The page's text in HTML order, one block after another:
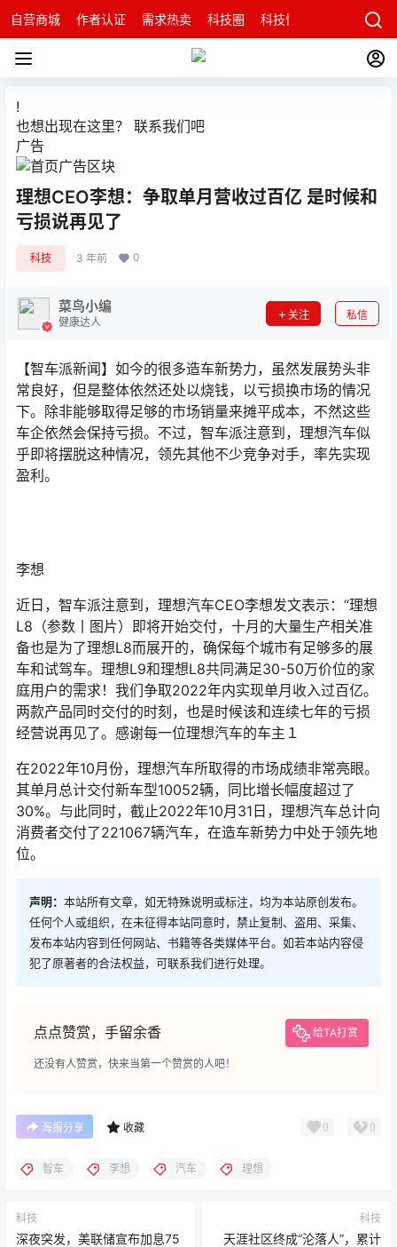
自营商城 作者认证 需求热卖 科技圈 科技快讯 智能科技问
!
也想出现在这里？ 联系我们吧
广告
理想CEO李想：争取单月营收过百亿 是时候和
亏损说再见了
科技 3 年前 0
菜鸟小编
健康达人
关注 私信
【智车派新闻】如今的很多造车新势力，虽然发展势头非
常良好，但是整体依然还处以烧钱，以亏损换市场的情况
下。除非能够取得足够的市场销量来摊平成本，不然这些
车企依然会保持亏损。不过，智车派注意到，理想汽车似
乎即将摆脱这种情况，领先其他不少竞争对手，率先实现
盈利。
李想
近日，智车派注意到，理想汽车CEO李想发文表示：“理想
L8（参数丨图片）即将开始交付，十月的大量生产相关准
备也是为了理想L8而展开的，确保每个城市有足够多的展
车和试驾车。理想L9和理想L8共同满足30-50万价位的家
庭用户的需求！我们争取2022年内实现单月收入过百亿。
两款产品同时交付的时刻，也是时候该和连续七年的亏损
经营说再见了。感谢每一位理想汽车的车主１
在2022年10月份，理想汽车所取得的市场成绩非常亮眼。
其单月总计交付新车型10052辆，同比增长幅度超过了
30%。与此同时，截止2022年10月31日，理想汽车总计向
消费者交付了221067辆汽车，在造车新势力中处于领先地
位。
声明： 本站所有文章，如无特殊说明或标注，均为本站原创发布。
任何个人或组织，在未征得本站同意时，禁止复制、盗用、采集、
发布本站内容到任何网站、书籍等各类媒体平台。如若本站内容侵
犯了原著者的合法权益，可联系我们进行处理。
点点赞赏，手留余香 给TA打赏
还没有人赞赏，快来当第一个赞赏的人吧！
海报分享 收藏 0 0
智车 李想 汽车 理想
科技
深夜突发，美联储宣布加息75
科技
天涯社区终成“沦落人”，累计